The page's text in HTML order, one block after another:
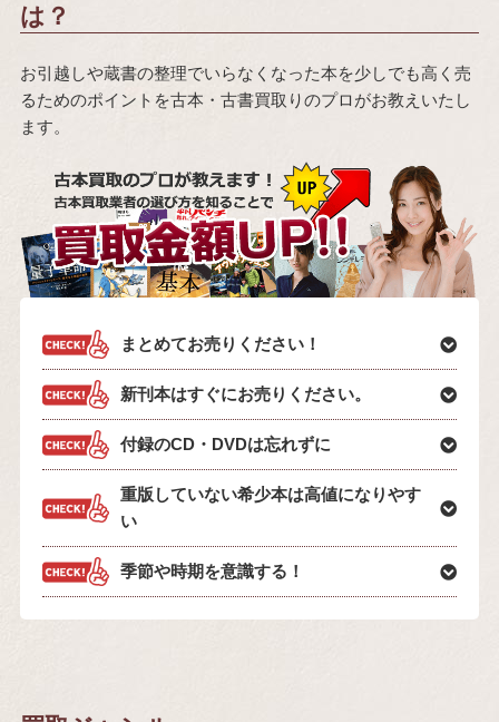
は？
お引越しや蔵書の整理でいらなくなった本を少しでも高く売
るためのポイントを古本・古書買取りのプロがお教えいたし
ます。
まとめてお売りください！
新刊本はすぐにお売りください。
付録のCD・DVDは忘れずに
重版していない希少本は高値になりやす
い
季節や時期を意識する！